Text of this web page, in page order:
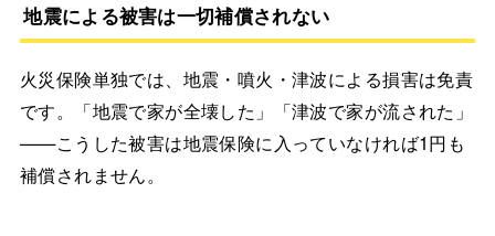
地震による被害は一切補償されない
火災保険単独では、地震・噴火・津波による損害は免責
です。「地震で家が全壊した」「津波で家が流された」
——こうした被害は地震保険に入っていなければ1円も
補償されません。